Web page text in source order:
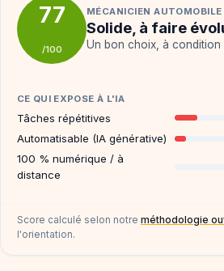
77
/100
MÉCANICIEN
Solide, à faire
Un bon choix, à condition
CE QUI EXPOSE À L'IA
Tâches répétitives
Automatisable (IA générative)
100 % numérique / à
distance
Score calculé selon notre méthodologie
l'orientation.